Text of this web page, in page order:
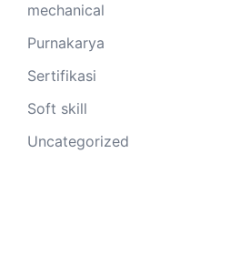
mechanical
Purnakarya
Sertifikasi
Soft skill
Uncategorized